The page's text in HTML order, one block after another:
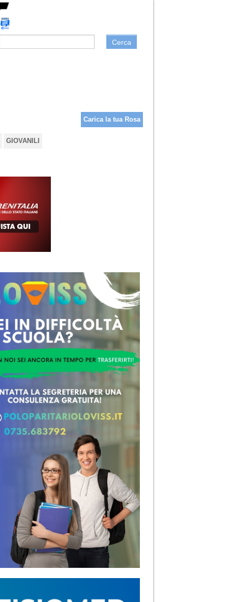
Cerca
Carica la tua Rosa
GIOVANILI